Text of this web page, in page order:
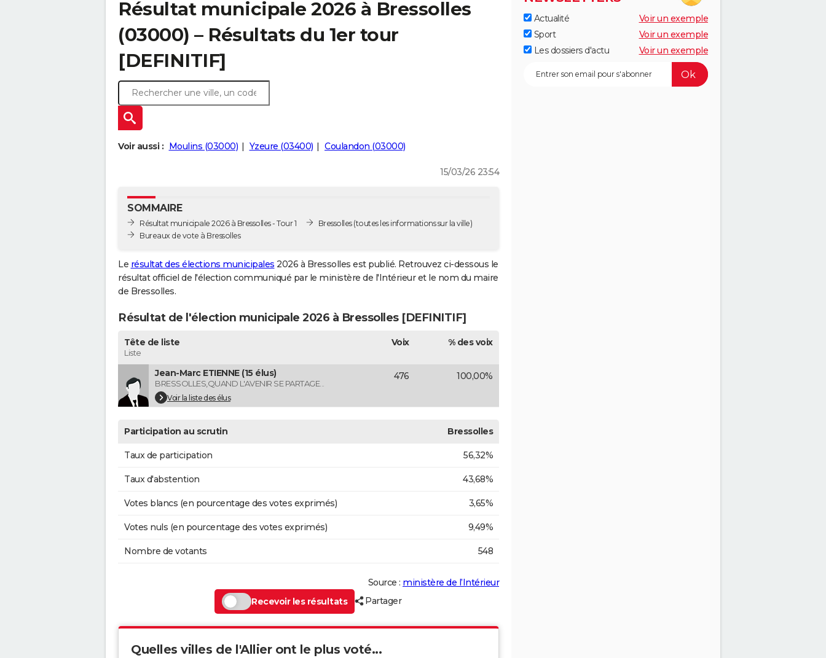
Résultat municipale 2026 à Bressolles
(03000) – Résultats du 1er tour
[DEFINITIF]
Voir aussi : Moulins (03000) Yzeure (03400) Coulandon (03000)
15/03/26 23:54
SOMMAIRE
Résultat municipale 2026 à Bressolles - Tour 1
Bureaux de vote à Bressolles
Bressolles(toutes les informations sur la ville)
Le résultat des élections municipales 2026 à Bressolles est publié. Retrouvez ci-dessous le
résultat officiel de l'élection communiqué par le ministère de l'Intérieur et le nom du maire
de Bressolles.
Résultat de l'élection municipale 2026 à Bressolles [DEFINITIF]
Tête de liste
Liste
Voix % des voix
Jean-Marc ETIENNE (15 élus)
BRESSOLLES,QUAND L'AVENIR SE PARTAGE...
Voir la liste des élus
476 100,00%
Participation au scrutin Bressolles
Taux de participation 56,32%
Taux d'abstention 43,68%
Votes blancs (en pourcentage des votes exprimés) 3,65%
Votes nuls (en pourcentage des votes exprimés) 9,49%
Nombre de votants 548
Source : ministère de l’Intérieur
Recevoir les résultats
Partager
Quelles villes de l'Allier ont le plus voté...
Actualité
Voir un exemple
Sport
Voir un exemple
Les dossiers d'actu
Voir un exemple